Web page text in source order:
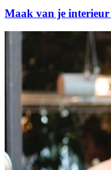
Maak van je